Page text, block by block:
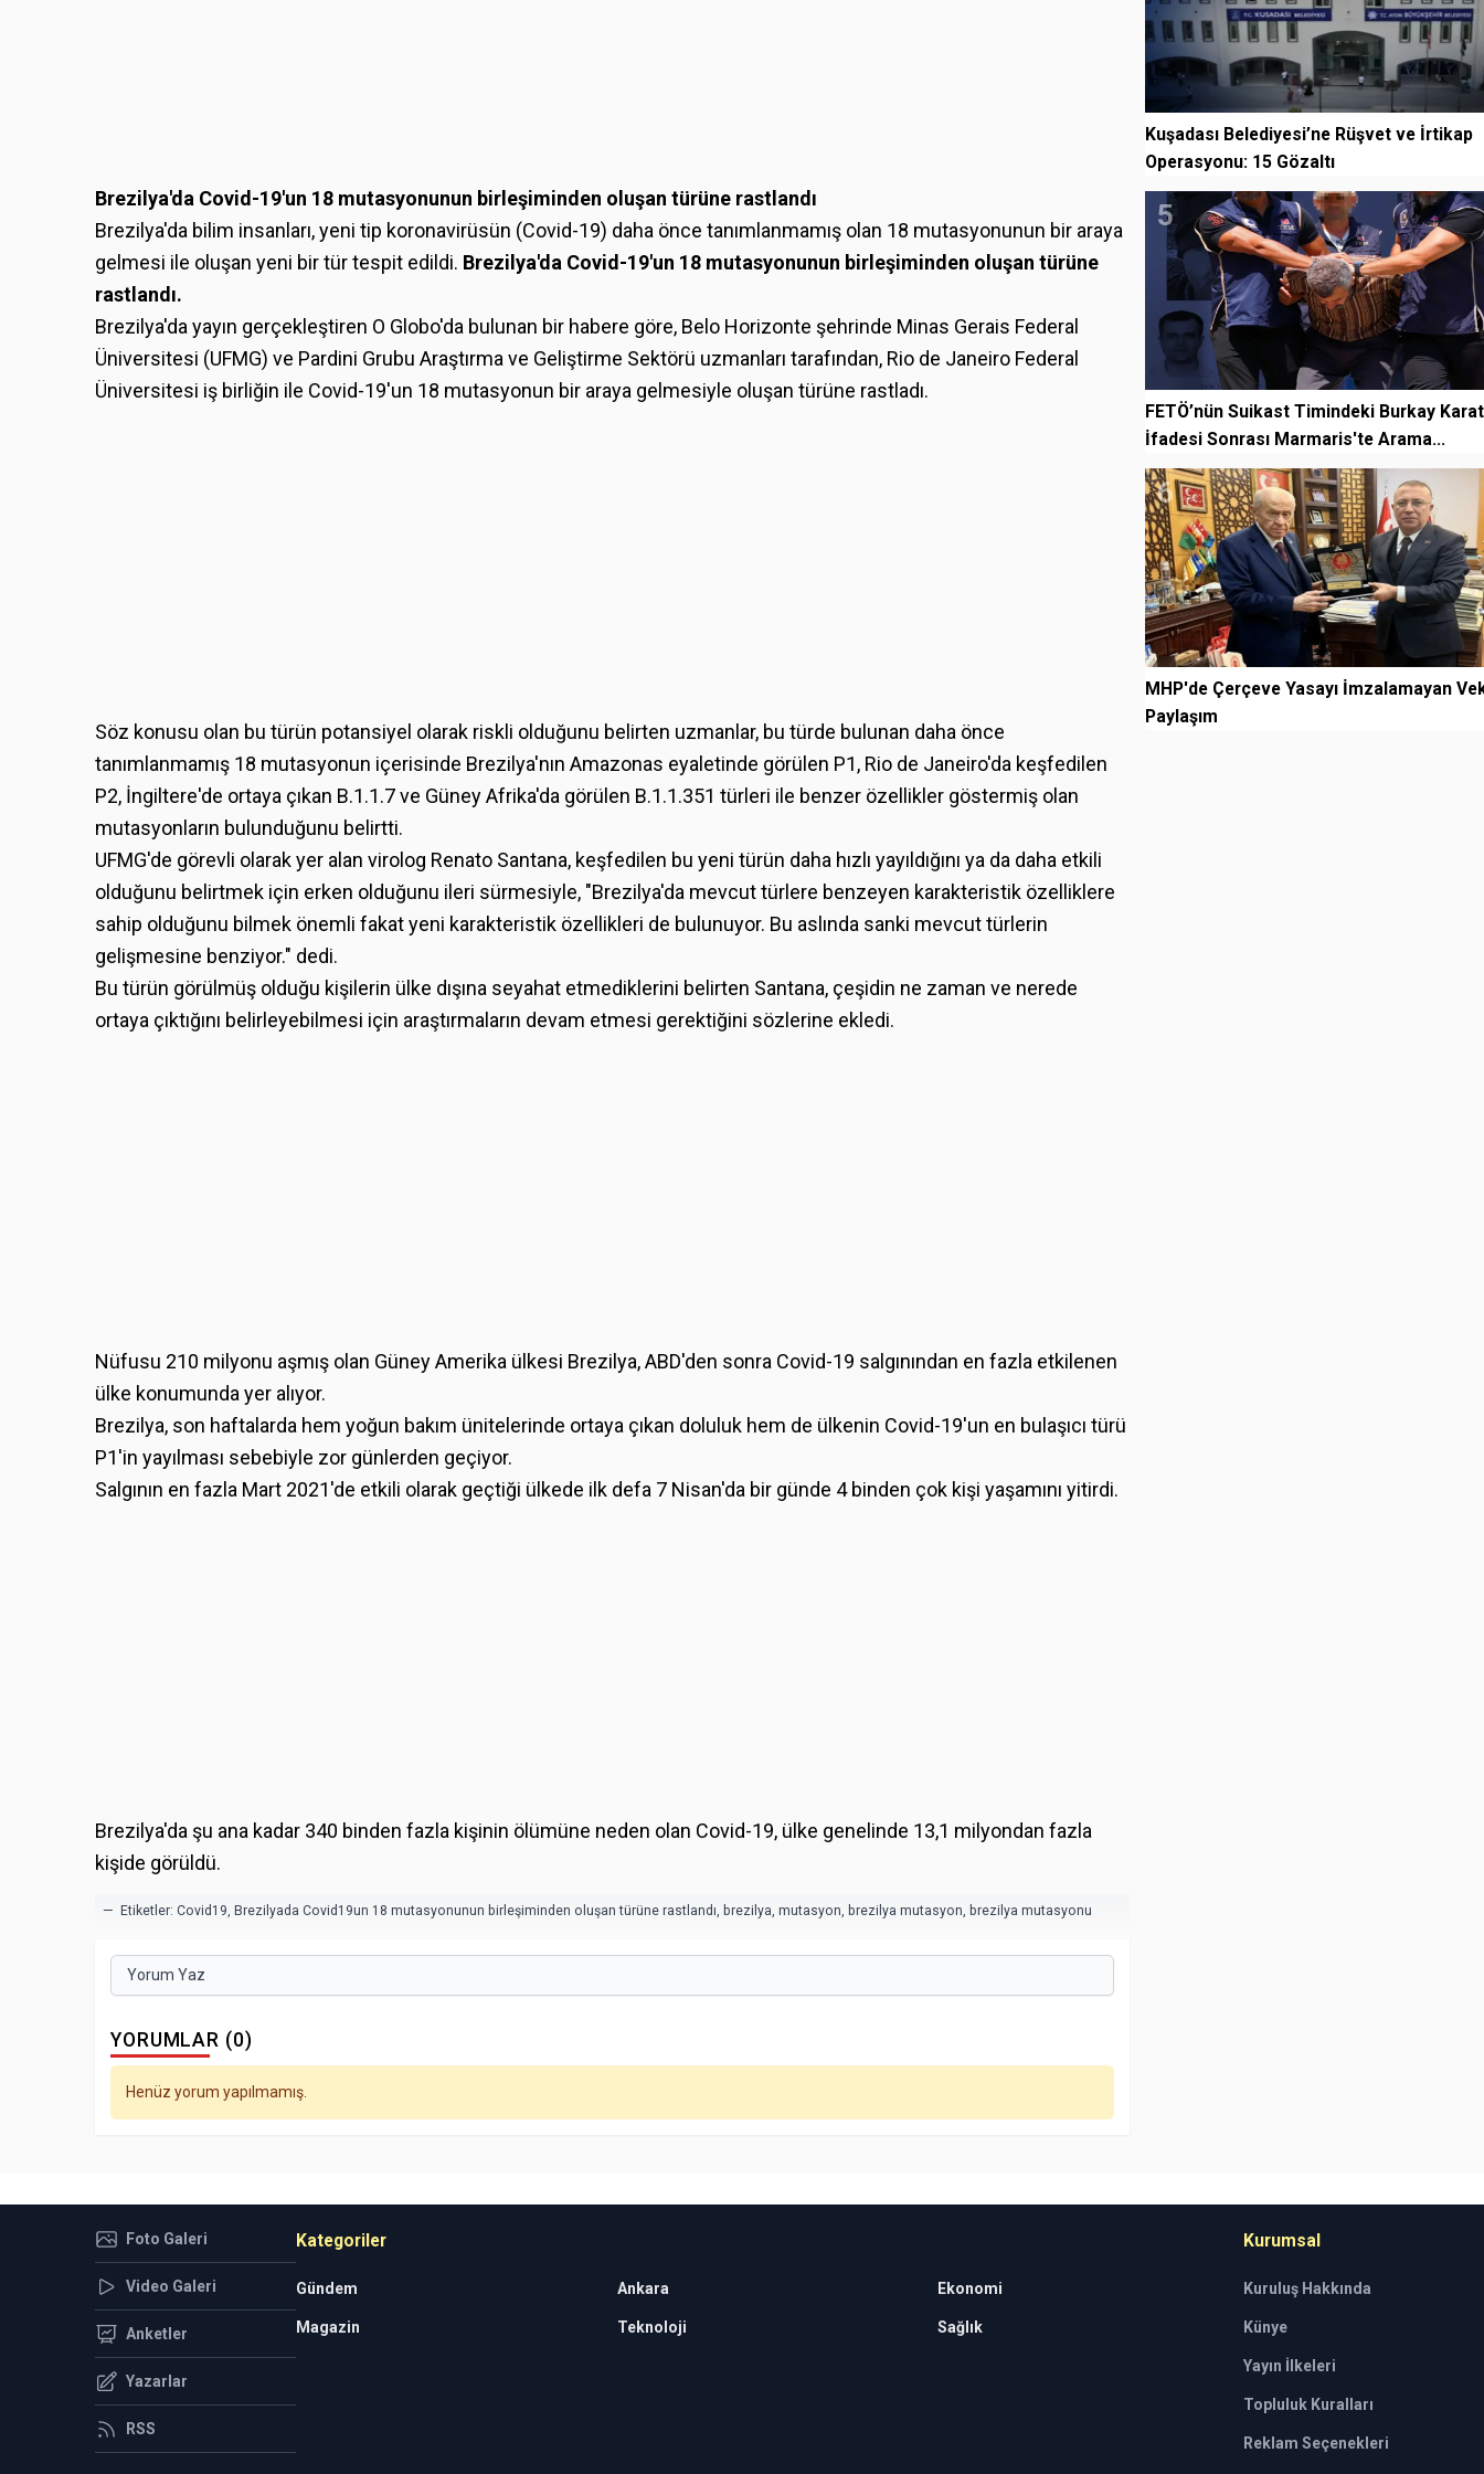
Brezilya'da Covid-19'un 18 mutasyonunun birleşiminden oluşan türüne rastlandı
Brezilya'da bilim insanları, yeni tip koronavirüsün (Covid-19) daha önce tanımlanmamış olan 18 mutasyonunun bir araya
gelmesi ile oluşan yeni bir tür tespit edildi. Brezilya'da Covid-19'un 18 mutasyonunun birleşiminden oluşan türüne
rastlandı.
Brezilya'da yayın gerçekleştiren O Globo'da bulunan bir habere göre, Belo Horizonte şehrinde Minas Gerais Federal
Üniversitesi (UFMG) ve Pardini Grubu Araştırma ve Geliştirme Sektörü uzmanları tarafından, Rio de Janeiro Federal
Üniversitesi iş birliğin ile Covid-19'un 18 mutasyonun bir araya gelmesiyle oluşan türüne rastladı.
Söz konusu olan bu türün potansiyel olarak riskli olduğunu belirten uzmanlar, bu türde bulunan daha önce
tanımlanmamış 18 mutasyonun içerisinde Brezilya'nın Amazonas eyaletinde görülen P1, Rio de Janeiro'da keşfedilen
P2, İngiltere'de ortaya çıkan B.1.1.7 ve Güney Afrika'da görülen B.1.1.351 türleri ile benzer özellikler göstermiş olan
mutasyonların bulunduğunu belirtti.
UFMG'de görevli olarak yer alan virolog Renato Santana, keşfedilen bu yeni türün daha hızlı yayıldığını ya da daha etkili
olduğunu belirtmek için erken olduğunu ileri sürmesiyle, "Brezilya'da mevcut türlere benzeyen karakteristik özelliklere
sahip olduğunu bilmek önemli fakat yeni karakteristik özellikleri de bulunuyor. Bu aslında sanki mevcut türlerin
gelişmesine benziyor." dedi.
Bu türün görülmüş olduğu kişilerin ülke dışına seyahat etmediklerini belirten Santana, çeşidin ne zaman ve nerede
ortaya çıktığını belirleyebilmesi için araştırmaların devam etmesi gerektiğini sözlerine ekledi.
Nüfusu 210 milyonu aşmış olan Güney Amerika ülkesi Brezilya, ABD'den sonra Covid-19 salgınından en fazla etkilenen
ülke konumunda yer alıyor.
Brezilya, son haftalarda hem yoğun bakım ünitelerinde ortaya çıkan doluluk hem de ülkenin Covid-19'un en bulaşıcı türü
P1'in yayılması sebebiyle zor günlerden geçiyor.
Salgının en fazla Mart 2021'de etkili olarak geçtiği ülkede ilk defa 7 Nisan'da bir günde 4 binden çok kişi yaşamını yitirdi.
Brezilya'da şu ana kadar 340 binden fazla kişinin ölümüne neden olan Covid-19, ülke genelinde 13,1 milyondan fazla
kişide görüldü.
— Etiketler: Covid19 Brezilyada Covid19un 18 mutasyonunun birleşiminden oluşan türüne rastlandı brezilya mutasyon brezilya mutasyon brezilya mutasyonu
Yorum Yaz
YORUMLAR (0)
Henüz yorum yapılmamış.
Kuşadası Belediyesi’ne Rüşvet ve İrtikap
Operasyonu: 15 Gözaltı
5
FETÖ’nün Suikast Timindeki Burkay
İfadesi Sonrası Marmaris'te Arama...
6
MHP'de Çerçeve Yasayı İmzalamayan
Paylaşım
Foto Galeri
Video Galeri
Anketler
Yazarlar
RSS
Kategoriler
Gündem Ankara Ekonomi
Magazin Teknoloji Sağlık
Kurumsal
Kuruluş Hakkında
Künye
Yayın İlkeleri
Topluluk Kuralları
Reklam Seçenekleri